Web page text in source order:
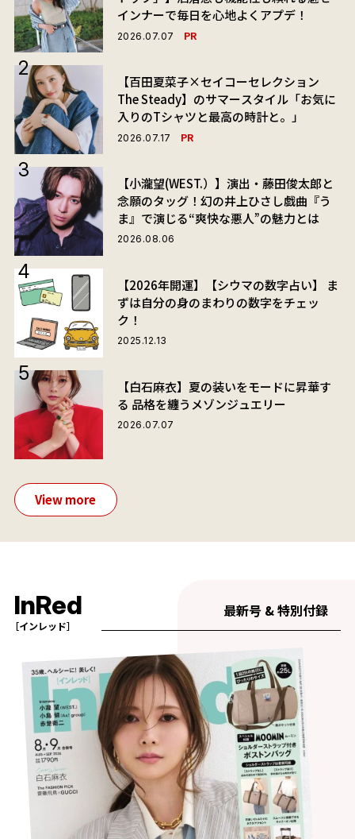
インナーで毎日を心地よくアプデ！
2026.07.07 PR
【百田夏菜子×セイコーセレクション
The Steady】のサマースタイル「お気に
入りのTシャツと最高の時計と。」
2026.07.17 PR
【小瀧望(WEST.）】演出・藤田俊太郎と
念願のタッグ！幻の井上ひさし戯曲『う
ま』で演じる“爽快な悪人”の魅力とは
2026.08.06
【2026年開運】【シウマの数字占い】 ま
ずは自分の身のまわりの数字をチェッ
ク！
2025.12.13
【白石麻衣】夏の装いをモードに昇華す
る 品格を纏うメゾンジュエリー
2026.07.07
View more
InRed
［インレッド］
最新号 & 特別付録